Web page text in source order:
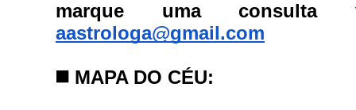
aastrologa@gmail.com
◼️ MAPA DO CÉU: